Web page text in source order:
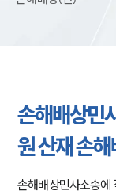
손해배상민
원 산재 손
손해배상민사소송에